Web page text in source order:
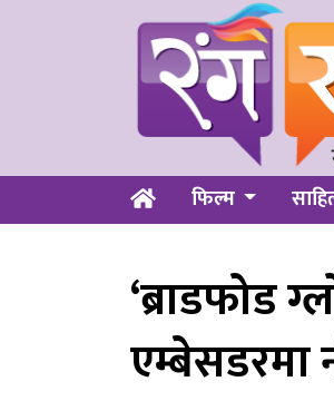
फिल्म
‘ब्राडफोड
एम्बेसडरमा